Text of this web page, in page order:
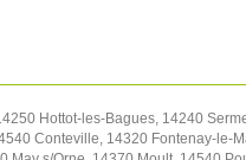
Hottot-les-Bagues, 14240
Conteville, 14320 Fontenay-le-